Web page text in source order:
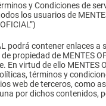
y Condiciones de
los usuarios de
podrá contener enlaces a
propiedad de MENTES
En virtud de ello MENTES
términos y
web de terceros, como
por dichos contenidos,